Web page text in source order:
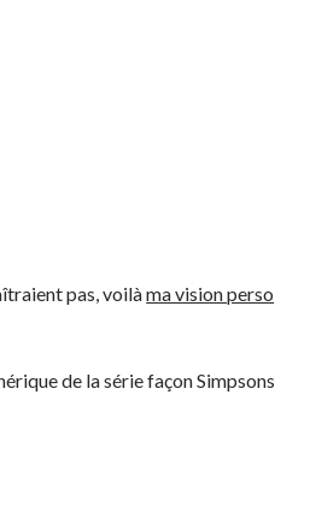
pas, voilàma vision perso
de la série façon Simpsons